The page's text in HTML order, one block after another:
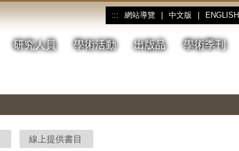
::: 網站導覽 中文版 ENGLISH
研究人員 學術活動 出版品 學術季刊
線上提供書目